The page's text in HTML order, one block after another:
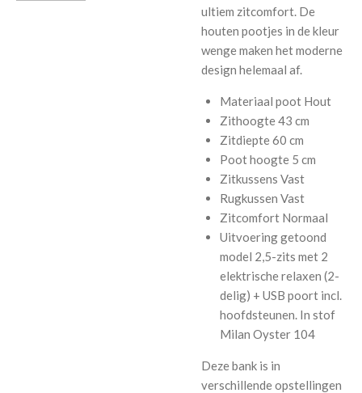
ultiem zitcomfort. De
houten pootjes in de kleur
wenge maken het moderne
design helemaal af.
Materiaal poot Hout
Zithoogte43 cm
Zitdiepte60 cm
Poot hoogte 5 cm
Zitkussens Vast
Rugkussen Vast
Zitcomfort Normaal
Uitvoering getoond
model 2,5-zits met 2
elektrische relaxen (2-
delig) + USB poort incl.
hoofdsteunen. In stof
Milan Oyster 104
Deze bank is in
verschillende opstellingen